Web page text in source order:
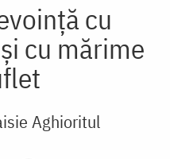
cu
cu mărime
Aghioritul